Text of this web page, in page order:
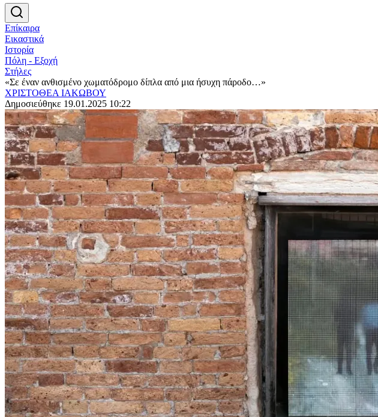
Επίκαιρα
Εικαστικά
Ιστορία
Πόλη - Εξοχή
Στήλες
«Σε έναν ανθισμένο χωματόδρομο δίπλα από μια ήσυχη πάροδο…»
ΧΡΙΣΤΟΘΕΑ ΙΑΚΩΒΟΥ
Δημοσιεύθηκε 19.01.2025 10:22